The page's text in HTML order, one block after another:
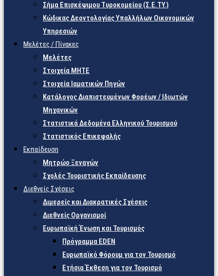
Σήμα Επισκέψιμου Τυροκομείου (Σ.Ε.TY.)
Κώδικας Δεοντολογίας Υπαλλήλων Οικονομικών
Υπηρεσιών
Μελέτες / Πίνακες
Μελέτες
Στοιχεία ΜΗΤΕ
Στοιχεία Ιαματικών Πηγών
Κατάλογος Διαπιστευμένων Φορέων / Ιδιωτών
Μηχανικών
Στατιστικά Δεδομένα Ελληνικού Τουρισμού
Στατιστικός Επικεφαλής
Εκπαίδευση
Μητρώο Ξεναγών
Σχολές Τουριστικής Εκπαίδευσης
Διεθνείς Σχέσεις
Διμερείς και Διακρατικές Σχέσεις
Διεθνείς Οργανισμοί
Ευρωπαϊκή Ένωση και Τουρισμός
Πρόγραμμα EDEN
Ευρωπαϊκό Φόρουμ για τον Τουρισμό
Ετήσια Έκθεση για τον Τουρισμό